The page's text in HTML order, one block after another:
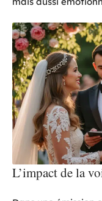
L’impact de la